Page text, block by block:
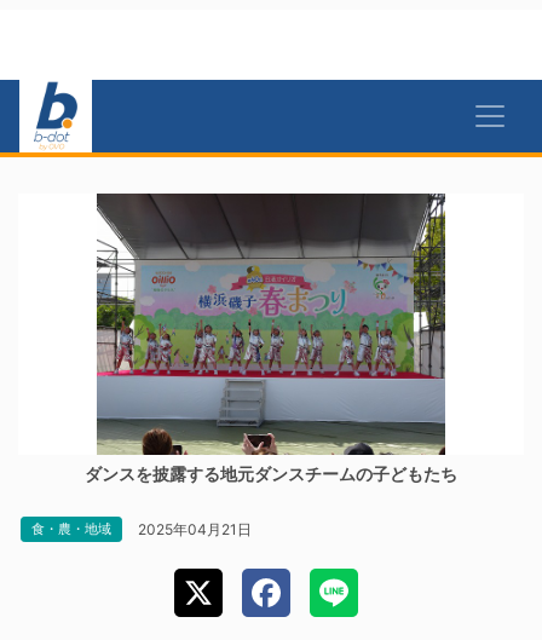
ダンスを披露する地元ダンスチームの子どもたち
食・農・地域 2025年04月21日